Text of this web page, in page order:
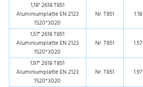
1,18" 2618 T851
Aluminiumplatte EN 2123
1520*3020
Nr. T851 1.18
1,57" 2618 T851
Aluminiumplatte EN 2123
1520*3020
Nr. T851 1.57
1,97" 2618 T851
Aluminiumplatte EN 2123
1520*3020
Nr. T851 1.97